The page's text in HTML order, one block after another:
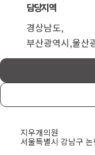
담당지역
경상남도,
부산광역시,울산
지우개의원
서울특별시 강남구